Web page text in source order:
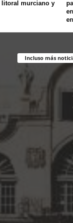
murciano y
Incluso más